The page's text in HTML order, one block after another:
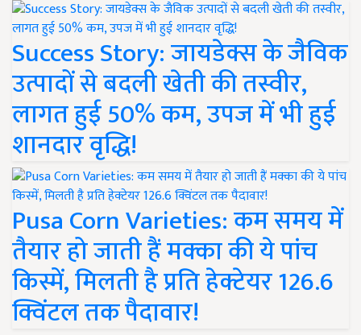
Success Story: जायडेक्स के जैविक
उत्पादों से बदली खेती की तस्वीर,
लागत हुई 50% कम, उपज में भी हुई
शानदार वृद्धि!
Pusa Corn Varieties: कम समय में
तैयार हो जाती हैं मक्का की ये पांच
किस्में, मिलती है प्रति हेक्टेयर 126.6
क्विंटल तक पैदावार!